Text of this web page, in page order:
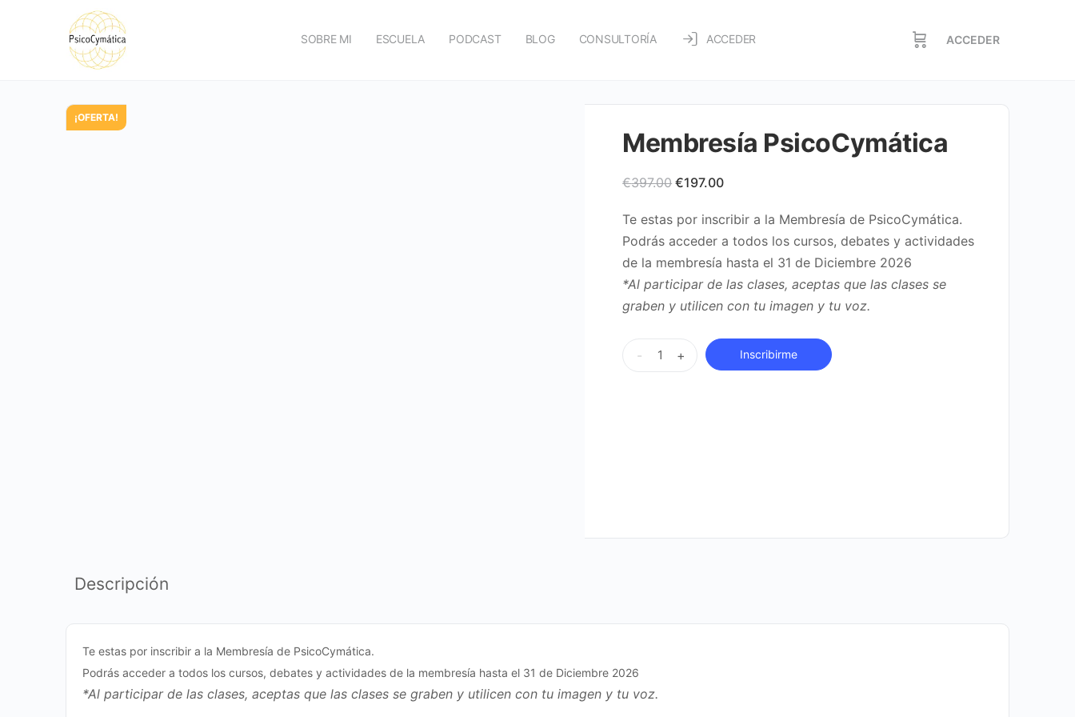
SOBRE MI ESCUELA PODCAST BLOG CONSULTORÍA ACCEDER ACCEDER
¡OFERTA!
Membresía PsicoCymática
€397.00 El
original
era:
€397.00.
€197.00El
actual
es:
€197.00.
Te estas por inscribir a la Membresía de PsicoCymática.
Podrás acceder a todos los cursos, debates y actividades
de la membresía hasta el 31 de Diciembre 2026
*Al participar de las clases, aceptas que las clases se
graben y utilicen con tu imagen y tu voz.
Membresía
PsicoCymática
- + Inscribirme
Descripción
Te estas por inscribir a la Membresía de PsicoCymática.
Podrás acceder a todos los cursos, debates y actividades de la membresía hasta el 31 de Diciembre 2026
*Al participar de las clases, aceptas que las clases se graben y utilicen con tu imagen y tu voz.